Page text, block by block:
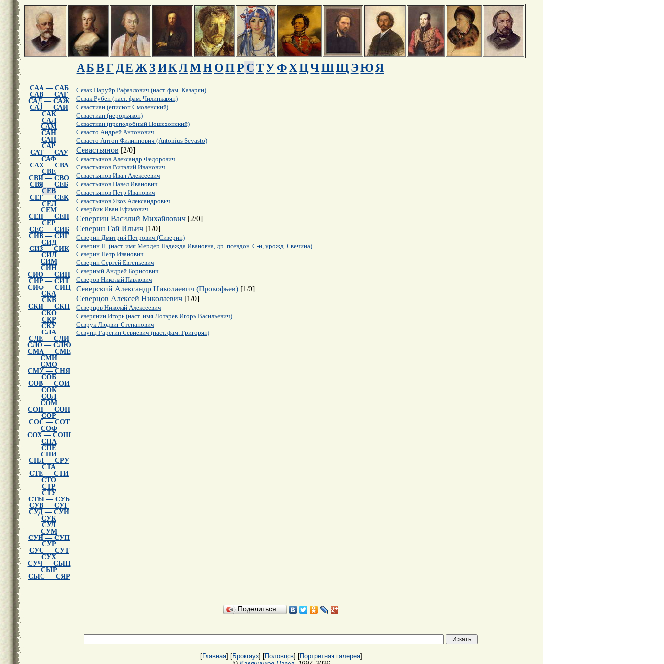
АБВГ ДЕ Ж ЗИКЛМН ОПР СТУФ ХЦЧШЩЭЮ Я
САА — САБ
САВ — САГ
САД — САЖ
САЗ — САИ
САК
САЛ
САМ
САН
САП
САР
САТ — САУ
САФ
САХ — СВА
СВЕ
СВИ — СВО
СВЯ — СЕБ
СЕВ
СЕГ — СЕК
СЕЛ
СЕМ
СЕН — СЕП
СЕР
СЕС — СИБ
СИВ — СИГ
СИД
СИЗ — СИК
СИЛ
СИМ
СИН
СИО — СИП
СИР — СИТ
СИФ — СИЦ
СКА
СКВ
СКИ — СКН
СКО
СКР
СКУ
СЛА
СЛЕ — СЛИ
СЛО — СЛЮ
СМА — СМЕ
СМИ
СМО
СМУ — СНЯ
СОБ
СОВ — СОИ
СОК
СОЛ
СОМ
СОН — СОП
СОР
СОС — СОТ
СОФ
СОХ — СОШ
СПА
СПЕ
СПИ
СПЛ — СРУ
СТА
СТЕ — СТИ
СТО
СТР
СТУ
СТЫ — СУБ
СУВ — СУГ
СУД — СУИ
СУК
СУЛ
СУМ
СУН — СУП
СУР
СУС — СУТ
СУХ
СУЧ — СЫП
СЫР
СЫС — СЯР
Севак Паруйр Рафаэлович (наст. фам. Казарян)
Севак Рубен (наст. фам. Чилинкарян)
Севастиан (епископ Смоленский)
Севастиан (иеродьякон)
Севастиан (преподобный Пошехонский)
Севасто Андрей Антонович
Севасто Антон Филиппович (Antonius Sevasto)
Севастьянов [2/0]
Севастьянов Александр Федорович
Севастьянов Виталий Иванович
Севастьянов Иван Алексеевич
Севастьянов Павел Иванович
Севастьянов Петр Иванович
Севастьянов Яков Александрович
Севербик Иван Ефимович
Севергин Василий Михайлович[2/0]
Северин Гай Ильич[1/0]
Северин Дмитрий Петрович (Сиверин)
Северин Н. (наст. имя Мердер Надежда Ивановна, др. псевдон. С-н, урожд. Свечина)
Северин Петр Иванович
Северин Сергей Евгеньевич
Северный Андрей Борисович
Северов Николай Павлович
Северский Александр Николаевич (Прокофьев)[1/0]
Северцов Алексей Николаевич[1/0]
Северцов Николай Алексеевич
Северянин Игорь (наст. имя Лотарев Игорь Васильевич)
Севрук Людвиг Степанович
Севунц Гарегин Севиевич (наст. фам. Григорян)
Поделиться…
[Главная] [Брокгауз] [Половцов] [Портретная галерея]